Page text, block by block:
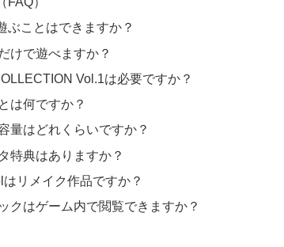
ぶことはできますか？
けで遊べますか？
Vol.1は必要ですか？
は何ですか？
量はどれくらいですか？
特典はありますか？
リメイク作品ですか？
クはゲーム内で閲覧できますか？